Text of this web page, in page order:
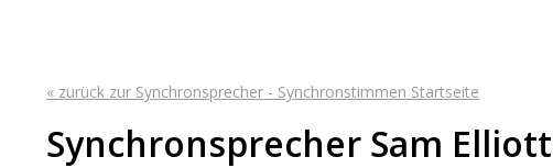
« zurück zur Synchronsprecher - Synchronstimmen Startseite
Synchronsprecher Sam Elliott